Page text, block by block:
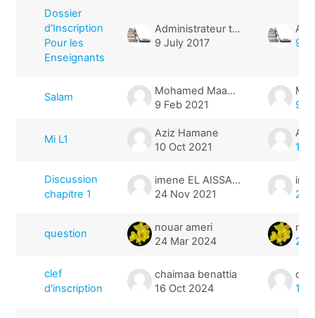
Dossier
d'Inscription
Pour les
Enseignants
Administrateur télé-enseignement
9 July 2017
9
Salam
Mohamed Maamoune Guecier
9 Feb 2021
9
Mi L1
Aziz Hamane
10 Oct 2021
10
Discussion
chapitre 1
imene EL AISSAOUI
24 Nov 2021
24
question
nouar ameri
24 Mar 2024
24
clef
d'inscription
chaimaa benattia
16 Oct 2024
16